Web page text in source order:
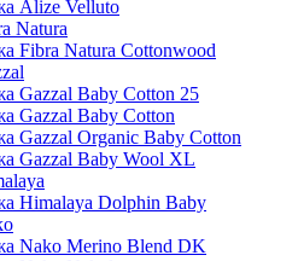
Alize Velluto
Natura
Fibra Natura Cottonwood
Gazzal Baby Cotton 25
Gazzal Baby Cotton
Gazzal Organic Baby Cotton
Gazzal Baby Wool XL
Himalaya Dolphin Baby
Nako Merino Blend DK